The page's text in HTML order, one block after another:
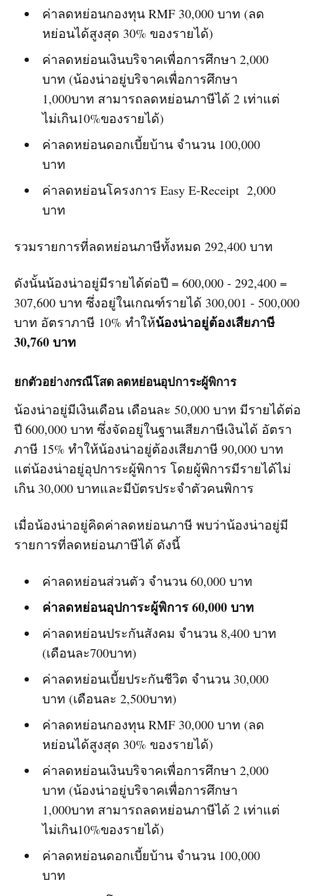
ค่าลดหย่อนกองทุน RMF 30,000 บาท (ลด
หย่อนได้สูงสุด 30% ของรายได้)
ค่าลดหย่อนเงินบริจาคเพื่อการศึกษา 2,000
บาท (น้องน่าอยู่บริจาคเพื่อการศึกษา
1,000บาท สามารถลดหย่อนภาษีได้ 2 เท่าแต่
ไม่เกิน10%ของรายได้)
ค่าลดหย่อนดอกเบี้ยบ้าน จำนวน 100,000
บาท
ค่าลดหย่อนโครงการ Easy E-Receipt 2,000
บาท
รวมรายการที่ลดหย่อนภาษีทั้งหมด 292,400 บาท
ดังนั้นน้องน่าอยู่มีรายได้ต่อปี = 600,000 - 292,400 =
307,600 บาท ซึ่งอยู่ในเกณฑ์รายได้ 300,001 - 500,000
บาท อัตราภาษี 10% ทำให้น้องน่าอยู่ต้องเสียภาษี
30,760 บาท
ยกตัวอย่างกรณีโสด ลดหย่อนอุปการะผู้พิการ
น้องน่าอยู่มีเงินเดือน เดือนละ 50,000 บาท มีรายได้ต่อ
ปี 600,000 บาท ซึ่งจัดอยู่ในฐานเสียภาษีเงินได้ อัตรา
ภาษี 15% ทำให้น้องน่าอยู่ต้องเสียภาษี 90,000 บาท
แต่น้องน่าอยู่อุปการะผู้พิการ โดยผู้พิการมีรายได้ไม่
เกิน 30,000 บาทและมีบัตรประจำตัวคนพิการ
เมื่อน้องน่าอยู่คิดค่าลดหย่อนภาษี พบว่าน้องน่าอยู่มี
รายการที่ลดหย่อนภาษีได้ ดังนี้
ค่าลดหย่อนส่วนตัว จำนวน 60,000 บาท
ค่าลดหย่อนอุปการะผู้พิการ 60,000 บาท
ค่าลดหย่อนประกันสังคม จำนวน 8,400 บาท
(เดือนละ700บาท)
ค่าลดหย่อนเบี้ยประกันชีวิต จำนวน 30,000
บาท (เดือนละ 2,500บาท)
ค่าลดหย่อนกองทุน RMF 30,000 บาท (ลด
หย่อนได้สูงสุด 30% ของรายได้)
ค่าลดหย่อนเงินบริจาคเพื่อการศึกษา 2,000
บาท (น้องน่าอยู่บริจาคเพื่อการศึกษา
1,000บาท สามารถลดหย่อนภาษีได้ 2 เท่าแต่
ไม่เกิน10%ของรายได้)
ค่าลดหย่อนดอกเบี้ยบ้าน จำนวน 100,000
บาท